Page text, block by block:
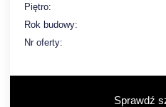
Piętro:
Rok budowy:
Nr oferty:
Sprawdź